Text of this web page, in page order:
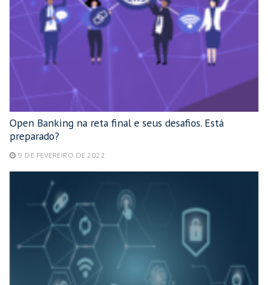
Open Banking na reta final e seus desafios. Está
preparado?
9 DE FEVEREIRO DE 2022